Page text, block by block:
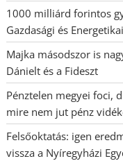
1000 milliárd forintos
Gazdasági és
Majka másodszor is
Dánielt és a Fideszt
Pénztelen megyei foci,
mire nem jut pénz
Felsőoktatás: igen
vissza a Nyíregyházi